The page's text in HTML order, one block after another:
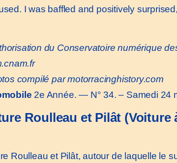
I was baffled and positively
du Conservatoire numérique
compilé par motorracinghistory.com
2e Année. — N° 34. – Samedi 24
Roulleau et Pilât (Voiture
Roulleau et Pilât, autour de laquelle le